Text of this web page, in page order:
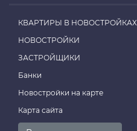
КВАРТИРЫ В НОВОСТРОЙКАХ
НОВОСТРОЙКИ
ЗАСТРОЙЩИКИ
Банки
Новостройки на карте
Карта сайта